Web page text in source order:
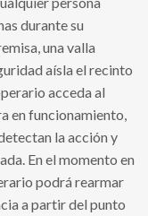
durante su
una valla
aísla el recinto
acceda al
en funcionamiento,
la acción y
En el momento en
podrá rearmar
a partir del punto